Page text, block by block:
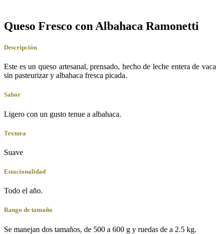
Queso Fresco con Albahaca Ramonetti
Descripción
Este es un queso artesanal, prensado, hecho de leche entera de vaca
sin pasteurizar y albahaca fresca picada.
Sabor
Ligero con un gusto tenue a albahaca.
Textura
Suave
Estacionalidad
Todo el año.
Rango de tamaño
Se manejan dos tamaños, de 500 a 600 g y ruedas de a 2.5 kg.